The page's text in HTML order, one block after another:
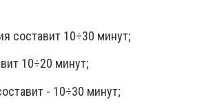
составит 10÷30 минут;
10÷20 минут;
- 10÷30 минут;